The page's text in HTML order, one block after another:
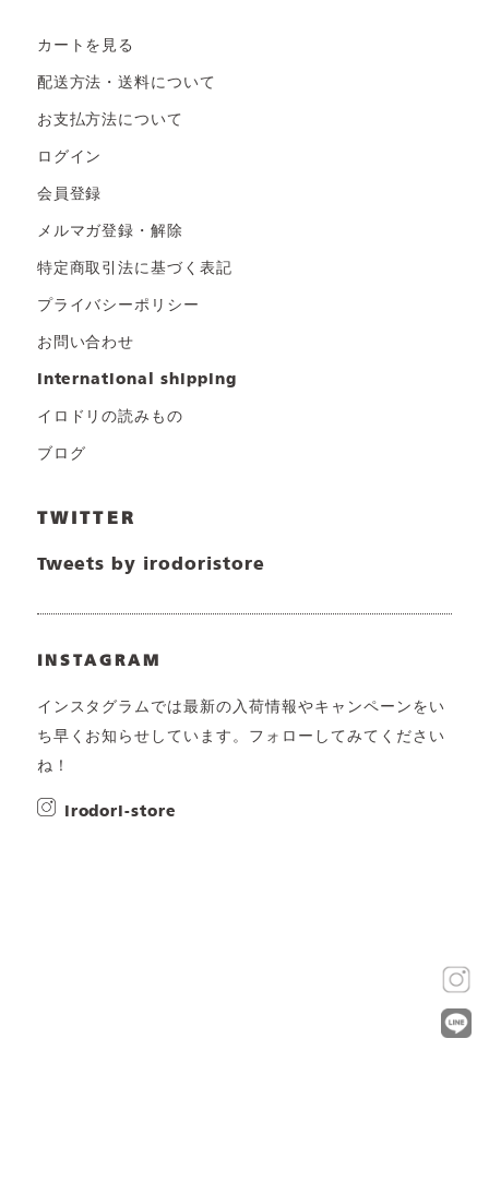
カートを見る
配送方法・送料について
お支払方法について
ログイン
会員登録
メルマガ登録・解除
特定商取引法に基づく表記
プライバシーポリシー
お問い合わせ
international shipping
イロドリの読みもの
ブログ
TWITTER
Tweets by irodoristore
INSTAGRAM
インスタグラムでは最新の入荷情報やキャンペーンをい
ち早くお知らせしています。フォローしてみてください
ね！
irodori-store